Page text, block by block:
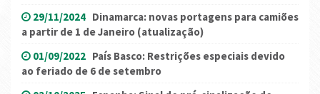
29/11/2024 Dinamarca: novas portagens para camiões
a partir de 1 de Janeiro (atualização)
01/09/2022 País Basco: Restrições especiais devido
ao feriado de 6 de setembro